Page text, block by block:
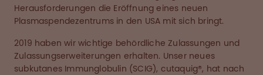
Herausforderungen die Eröffnung eines neuen
Plasmaspendezentrums in den USA mit sich bringt.
2019 haben wir wichtige behördliche Zulassungen und
Zulassungserweiterungen erhalten. Unser neues
subkutanes Immunglobulin (SCIG), cutaquig®, hat nach